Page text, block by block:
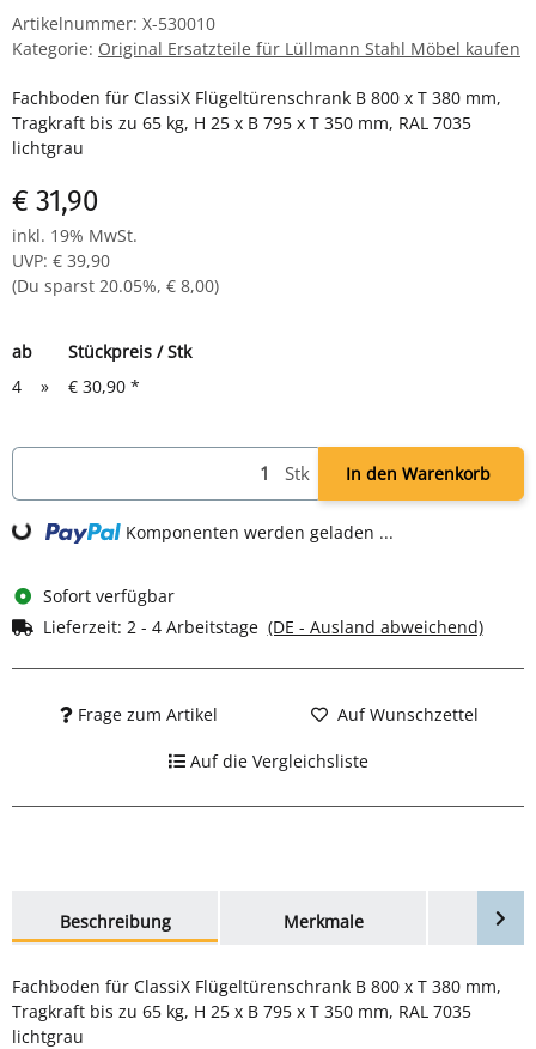
Artikelnummer: X-530010
Kategorie: Original Ersatzteile für Lüllmann Stahl Möbel kaufen
Fachboden für ClassiX Flügeltürenschrank B 800 x T 380 mm,
Tragkraft bis zu 65 kg, H 25 x B 795 x T 350 mm, RAL 7035
lichtgrau
€ 31,90
inkl. 19% MwSt.
UVP: € 39,90
(Du sparst 20.05%, € 8,00)
ab
Stückpreis / Stk
4
» € 30,90 *
Stk In den Warenkorb
Komponenten werden geladen ...
Sofort verfügbar
Lieferzeit: 2 - 4 Arbeitstage (DE - Ausland abweichend)
Frage zum Artikel Auf Wunschzettel
Auf die Vergleichsliste
Beschreibung
Merkmale
Fachboden für ClassiX Flügeltürenschrank B 800 x T 380 mm,
Tragkraft bis zu 65 kg, H 25 x B 795 x T 350 mm, RAL 7035
lichtgrau